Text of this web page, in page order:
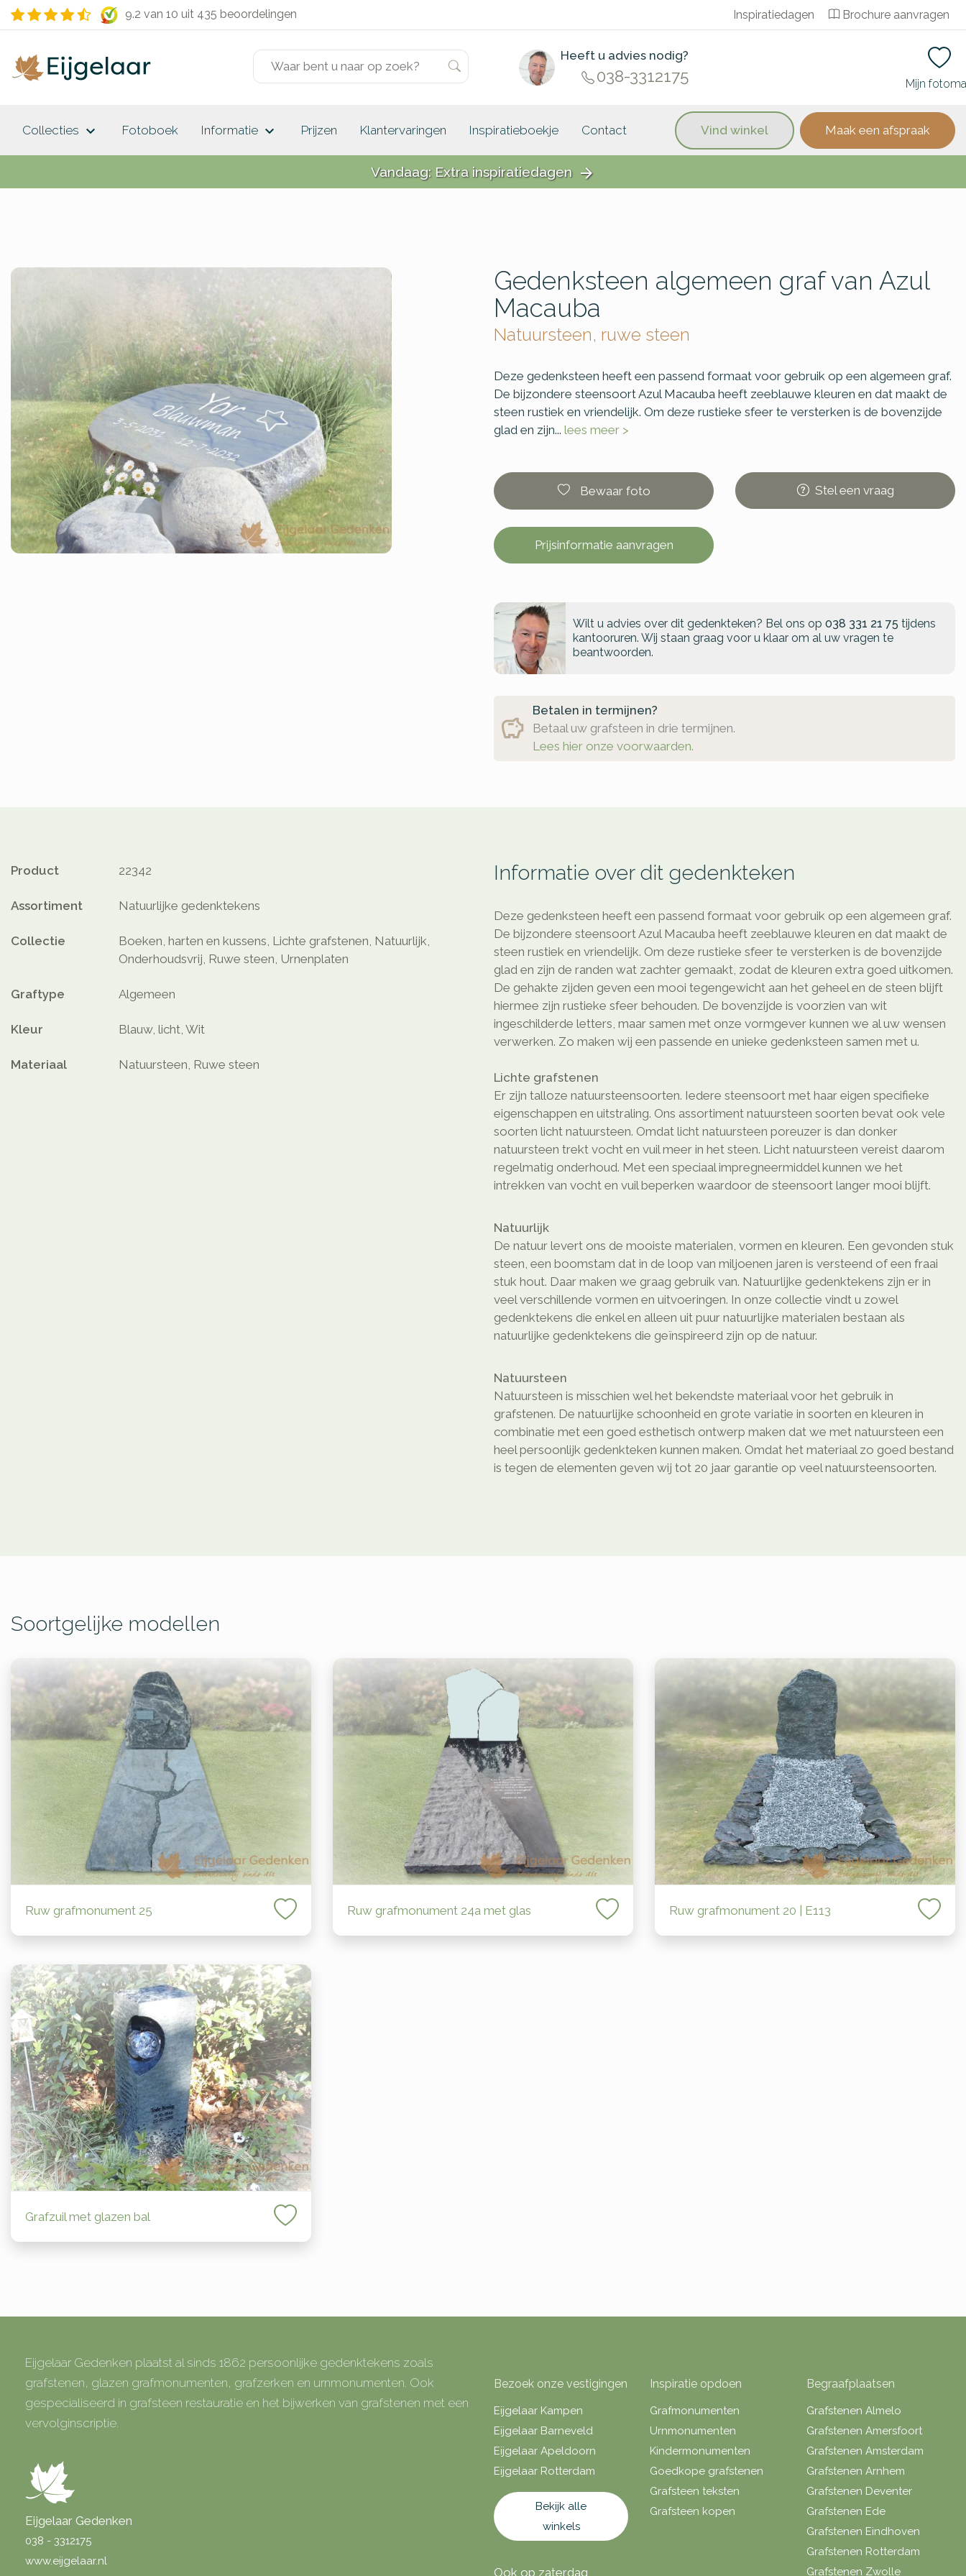
9.2 van 10 uit 435 beoordelingen Inspiratiedagen Brochure aanvragen
Heeft u advies nodig?
038-3312175 Mijn
Collecties keyboard_arrow_down Fotoboek Informatie keyboard_arrow_down Prijzen Klantervaringen Inspiratieboekje Contact Vind winkel Maak een afspraak
Vandaag: Extra inspiratiedagen arrow_forward
Gedenksteen algemeen graf van Azul
Macauba
Natuursteen, ruwe steen
Deze gedenksteen heeft een passend formaat voor gebruik op een algemeen graf.
De bijzondere steensoort Azul Macauba heeft zeeblauwe kleuren en dat maakt de
steen rustiek en vriendelijk. Om deze rustieke sfeer te versterken is de bovenzijde
glad en zijn... lees meer >
Bewaar foto Steleen vraag
Prijsinformatie aanvragen
Wilt u advies over dit gedenkteken? Bel ons op 038 331 21 75 tijdens
kantooruren. Wij staan graag voor u klaar om al uw vragen te
beantwoorden.
Betalen in termijnen?
Betaal uw grafsteen in drie termijnen.
Lees hier onze voorwaarden.
Product 22342
Assortiment Natuurlijke gedenktekens
Collectie
Boeken, harten en kussens, Lichte grafstenen, Natuurlijk,
Onderhoudsvrij, Ruwe steen, Urnenplaten
Graftype Algemeen
Kleur Blauw, licht, Wit
Materiaal Natuursteen, Ruwe steen
Informatie over dit gedenkteken
Deze gedenksteen heeft een passend formaat voor gebruik op een algemeen graf.
De bijzondere steensoort Azul Macauba heeft zeeblauwe kleuren en dat maakt de
steen rustiek en vriendelijk. Om deze rustieke sfeer te versterken is de bovenzijde
glad en zijn de randen wat zachter gemaakt, zodat de kleuren extra goed uitkomen.
De gehakte zijden geven een mooi tegengewicht aan het geheel en de steen blijft
hiermee zijn rustieke sfeer behouden. De bovenzijde is voorzien van wit
ingeschilderde letters, maar samen met onze vormgever kunnen we al uw wensen
verwerken. Zo maken wij een passende en unieke gedenksteen samen met u.
Lichte grafstenen
Er zijn talloze natuursteensoorten. Iedere steensoort met haar eigen specifieke
eigenschappen en uitstraling. Ons assortiment natuursteen soorten bevat ook vele
soorten licht natuursteen. Omdat licht natuursteen poreuzer is dan donker
natuursteen trekt vocht en vuil meer in het steen. Licht natuursteen vereist daarom
regelmatig onderhoud. Met een speciaal impregneermiddel kunnen we het
intrekken van vocht en vuil beperken waardoor de steensoort langer mooi blijft.
Natuurlijk
De natuur levert ons de mooiste materialen, vormen en kleuren. Een gevonden stuk
steen, een boomstam dat in de loop van miljoenen jaren is versteend of een fraai
stuk hout. Daar maken we graag gebruik van. Natuurlijke gedenktekens zijn er in
veel verschillende vormen en uitvoeringen. In onze collectie vindt u zowel
gedenktekens die enkel en alleen uit puur natuurlijke materialen bestaan als
natuurlijke gedenktekens die geïnspireerd zijn op de natuur.
Natuursteen
Natuursteen is misschien wel het bekendste materiaal voor het gebruik in
grafstenen. De natuurlijke schoonheid en grote variatie in soorten en kleuren in
combinatie met een goed esthetisch ontwerp maken dat we met natuursteen een
heel persoonlijk gedenkteken kunnen maken. Omdat het materiaal zo goed bestand
is tegen de elementen geven wij tot 20 jaar garantie op veel natuursteensoorten.
Soortgelijke modellen
Ruw grafmonument 25 Ruw grafmonument 24a met glas Ruw grafmonument 20 | E113
Grafzuil met glazen bal
Eijgelaar Gedenken plaatst al sinds 1862 persoonlijke gedenktekens zoals
grafstenen, glazen grafmonumenten, grafzerken en urnmonumenten. Ook
gespecialiseerd in grafsteen restauratie en het bijwerken van grafstenen met een
vervolginscriptie.
Eijgelaar Gedenken
038 - 3312175
www.eijgelaar.nl
Bezoek onze vestigingen
Eijgelaar Kampen
Eijgelaar Barneveld
Eijgelaar Apeldoorn
Eijgelaar Rotterdam
Bekijk alle
winkels
Ook op zaterdag
Inspiratie opdoen
Grafmonumenten
Urnmonumenten
Kindermonumenten
Goedkope grafstenen
Grafsteen teksten
Grafsteen kopen
Begraafplaatsen
Grafstenen Almelo
Grafstenen Amersfoort
Grafstenen Amsterdam
Grafstenen Arnhem
Grafstenen Deventer
Grafstenen Ede
Grafstenen Eindhoven
Grafstenen Rotterdam
Grafstenen Zwolle